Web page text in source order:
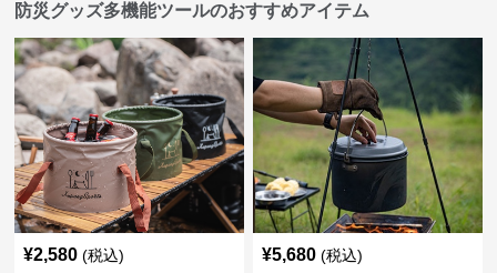
防災グッズ多機能ツールのおすすめアイテム
¥2,580 (税込) ¥5,680 (税込)